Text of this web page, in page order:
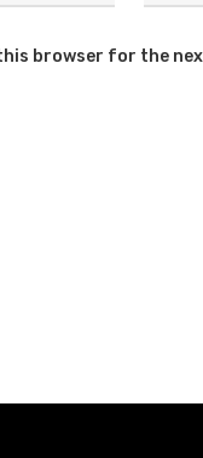
browser for the